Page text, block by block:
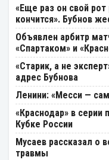
«Еще раз он свой
кончится». Бубнов
Объявлен арбитр
«Спартаком» и
«Старик, а не
адрес Бубнова
Ленини: «Месси —
«Краснодар» в серии
Кубке России
Мусаев рассказал о
травмы